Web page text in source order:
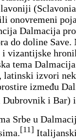
onovremeni
Dalmacija
do doline Save.
vizantijske
tema
latinski izvori
između
Dubrovnik i Bar)
Srbe u
[11]